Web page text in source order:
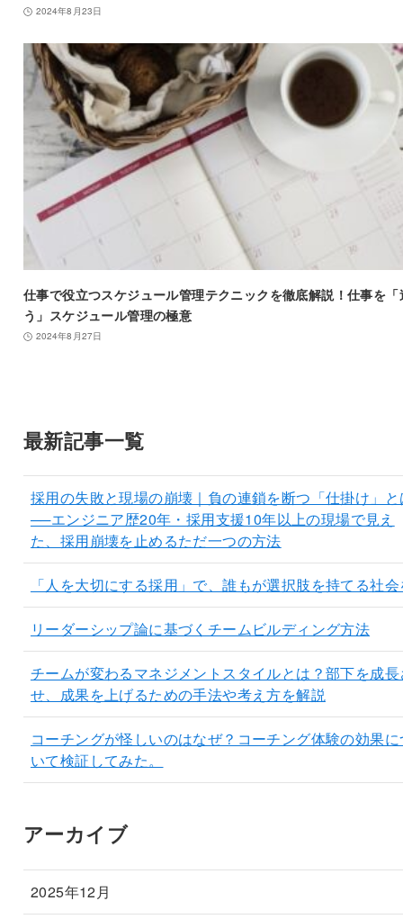
2024年8月23日
仕事で役立つスケジュール管理テクニックを徹底解説！仕事を「
う」スケジュール管理の極意
2024年8月27日
最新記事一覧
採用の失敗と現場の崩壊｜負の連鎖を断つ「仕掛け」と
──エンジニア歴20年・採用支援10年以上の現場で見え
た、採用崩壊を止めるただ一つの方法
「人を大切にする採用」で、誰もが選択肢を持てる社
リーダーシップ論に基づくチームビルディング方法
チームが変わるマネジメントスタイルとは？部下を成長
せ、成果を上げるための手法や考え方を解説
コーチングが怪しいのはなぜ？コーチング体験の効果
いて検証してみた。
アーカイブ
2025年12月